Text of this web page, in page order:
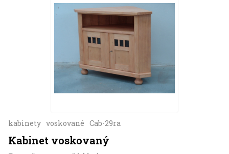
kabinety voskované Cab-29ra
Kabinet voskovaný